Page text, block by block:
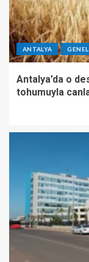
ANTALYA GENEL
Antalya’da o
tohumuyla